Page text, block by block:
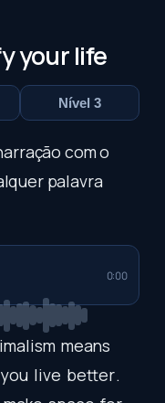
your life
Nível 3
com o
palavra
0:00
means
you live better.